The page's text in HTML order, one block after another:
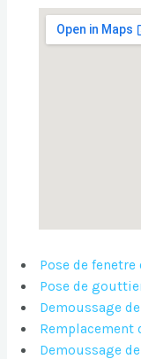
Pose de
Pose de
Demoussage
Demoussage